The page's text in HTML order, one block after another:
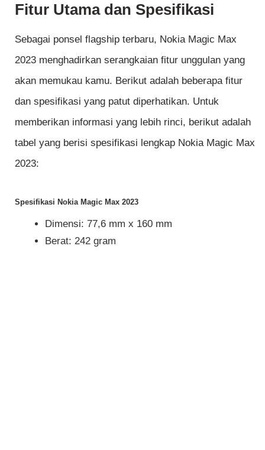
Fitur Utama dan Spesifikasi
Sebagai ponsel flagship terbaru, Nokia Magic Max
2023 menghadirkan serangkaian fitur unggulan yang
akan memukau kamu. Berikut adalah beberapa fitur
dan spesifikasi yang patut diperhatikan. Untuk
memberikan informasi yang lebih rinci, berikut adalah
tabel yang berisi spesifikasi lengkap Nokia Magic Max
2023:
Spesifikasi Nokia Magic Max 2023
Dimensi: 77,6 mm x 160 mm
Berat: 242 gram